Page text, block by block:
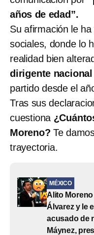
años de edad”.
Su afirmación le
sociales, donde lo
realidad bien
dirigente nacional
partido desde el
Tras sus
cuestiona
Moreno? Te
trayectoria.
MÉXICO
Alito
Álvarez y le
acusado de
Máynez,